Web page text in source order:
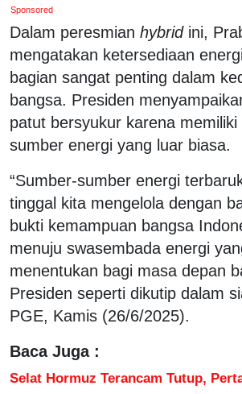
Sponsored
Dalam peresmian hybridini,
mengatakan ketersediaan
bagian sangat penting dalam
bangsa. Presiden
patut bersyukur karena memiliki
sumber energi yang luar biasa.
“Sumber-sumber energi
tinggal kita mengelola dengan
bukti kemampuan bangsa
menuju swasembada energi
menentukan bagi masa depan
Presiden seperti dikutip dalam
PGE, Kamis (26/6/2025).
Baca Juga :
Selat Hormuz Terancam Tutup,